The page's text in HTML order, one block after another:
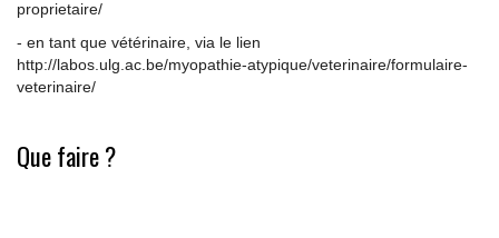
proprietaire/
- en tant que vétérinaire, via le lien
http://labos.ulg.ac.be/myopathie-atypique/veterinaire/formulaire-
veterinaire/
Que faire ?